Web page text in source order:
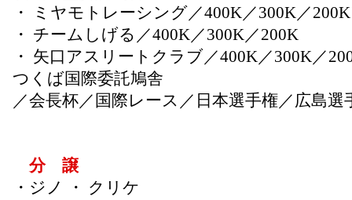
・ ミヤモトレーシング／400K／300K／200K
・ チームしげる／400K／300K／200K
・ 矢口アスリートクラブ／400K／300K／
つくば国際委託鳩舎
／会長杯／国際レース／日本選手権／広島選
分 譲
・ジノ ・ クリケ